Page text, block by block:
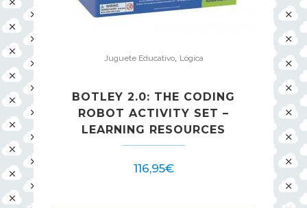
Juguete Educativo, Lógica
BOTLEY 2.0: THE CODING
ROBOT ACTIVITY SET –
LEARNING RESOURCES
116,95€